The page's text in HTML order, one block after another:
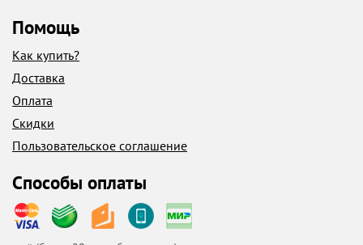
Помощь
Как купить?
Доставка
Оплата
Скидки
Пользовательское соглашение
Способы оплаты